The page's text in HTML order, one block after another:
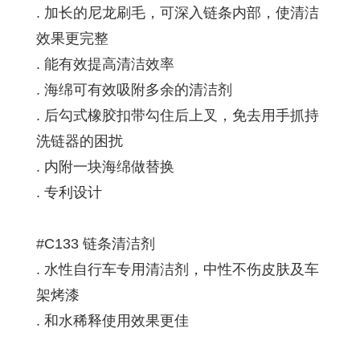
. 加长的尼龙刷毛，可深入链条内部，使清洁
效果更完整
. 能有效提高清洁效率
. 海绵可有效吸附多余的清洁剂
. 后勾式橡胶扣带勾住后上叉，免去用手抓持
洗链器的困扰
. 内附一块海绵做替换
. 专利设计
#C133 链条清洁剂
. 水性自行车专用清洁剂，中性不伤皮肤及车
架烤漆
. 和水稀释使用效果更佳